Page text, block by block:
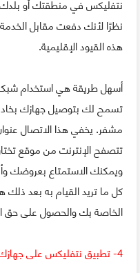
نظرًا لأنك دفعت مقابل
هذه القيود الإقليمية.
تسمح لك بتوصيل جهازك
تتصفح الإنترنت من موقع
ويمكنك الاستمتاع بعروضك
الخاصة بك والحصول على حق
4- تطبيق نتفليكس على جهازك لا يعمل بشكل صحيح